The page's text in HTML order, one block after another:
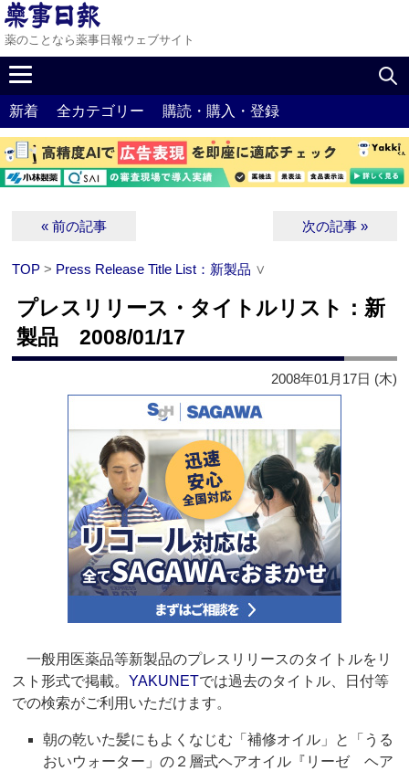
薬のことなら薬事日報ウェブサイト
新着 全カテゴリー 購読・購入・登録
« 前の記事 次の記事 »
TOP > Press Release Title List：新製品 ∨
プレスリリース・タイトルリスト：新
製品 2008/01/17
2008年01月17日 (木)
一般用医薬品等新製品のプレスリリースのタイトルをリ
スト形式で掲載。YAKUNETでは過去のタイトル、日付等
での検索がご利用いただけます。
朝の乾いた髪にもよくなじむ「補修オイル」と「うる
おいウォーター」の２層式ヘアオイル『リーゼ ヘア